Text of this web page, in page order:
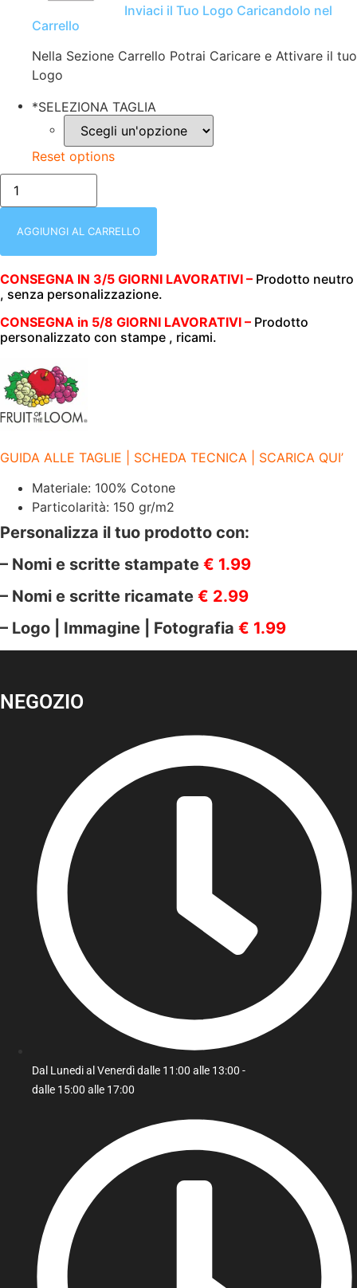
Inviaci il Tuo Logo Caricandolo nel
Carrello
Nella Sezione Carrello Potrai Caricare e Attivare il tuo
Logo
*SELEZIONA TAGLIA
Reset options
T-
SHIRT
DONNA
MEZZA
|
OF
THE
|
ICONIC
150
100%
COTONE
|
150GR/M2
VINTAGE
RED
quantità
AGGIUNGI AL CARRELLO
CONSEGNA IN 3/5 GIORNI LAVORATIVI – Prodotto neutro
, senza personalizzazione.
CONSEGNA in 5/8 GIORNI LAVORATIVI – Prodotto
personalizzato con stampe , ricami.
GUIDA ALLE TAGLIE | SCHEDA TECNICA | SCARICA QUI’
Materiale: 100% Cotone
Particolarità: 150 gr/m2
Personalizza il tuo prodotto con:
– Nomi e scritte stampate € 1.99
– Nomi e scritte ricamate € 2.99
– Logo | Immagine | Fotografia € 1.99
NEGOZIO
Dal Lunedi al Venerdì dalle 11:00 alle 13:00 -
dalle 15:00 alle 17:00